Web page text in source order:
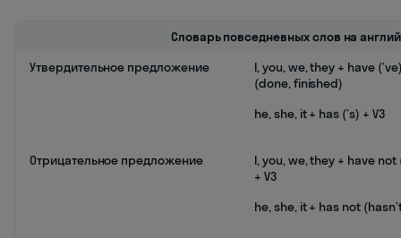
Словарь повседневных слов на
Утвердительное предложение
I, you, we, they + have
(done, finished)
he, she, it + has (’s) + V3
Отрицательное предложение
I, you, we, they + have not
+ V3
he, she, it + has not